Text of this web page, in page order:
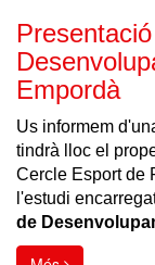
Empordà
Us informem
tindrà lloc el
Cercle Esport de
l'estudi
de